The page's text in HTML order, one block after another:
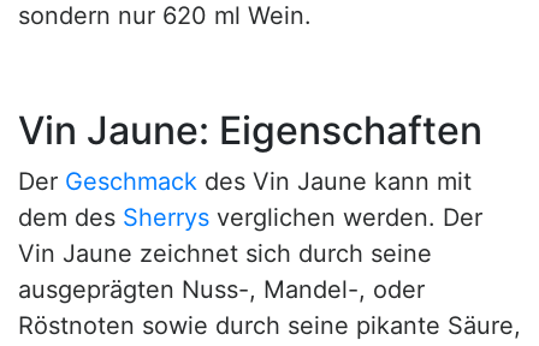
sondern nur 620 ml Wein.
Vin Jaune: Eigenschaften
Der Geschmack des Vin Jaune kann mit
dem des Sherrys verglichen werden. Der
Vin Jaune zeichnet sich durch seine
ausgeprägten Nuss-, Mandel-, oder
Röstnoten sowie durch seine pikante Säure,